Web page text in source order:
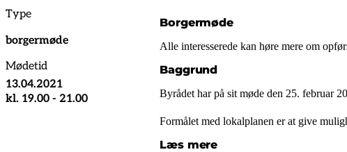
Type
borgermøde
Mødetid
13.04.2021
kl. 19.00 - 21.00
Borgermøde
Alle interesserede kan høre mere om
Baggrund
Byrådet har på sit møde den 25. februar
Formålet med lokalplanen er at give
Læs mere